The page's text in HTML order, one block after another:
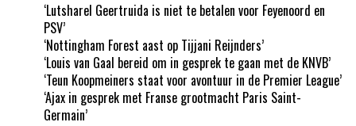
‘Lutsharel Geertruida is niet te betalen voor Feyenoord en
PSV’
‘Nottingham Forest aast op Tijjani Reijnders’
‘Louis van Gaal bereid om in gesprek te gaan met de KNVB’
‘Teun Koopmeiners staat voor avontuur in de Premier League’
‘Ajax in gesprek met Franse grootmacht Paris Saint-
Germain’